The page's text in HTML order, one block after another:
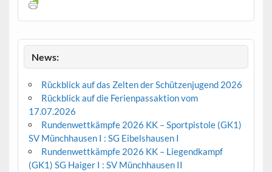
News:
Rückblick auf das Zelten der Schützenjugend 2026
Rückblick auf die Ferienpassaktion vom
17.07.2026
Rundenwettkämpfe 2026 KK – Sportpistole (GK1)
SV Münchhausen I : SG Eibelshausen I
Rundenwettkämpfe 2026 KK – Liegendkampf
(GK1) SG Haiger I : SV Münchhausen II